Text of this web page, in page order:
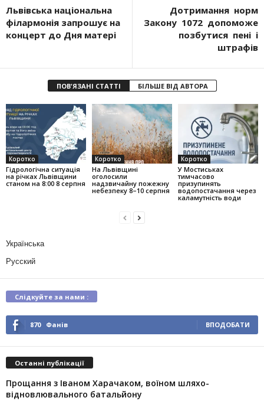
Львівська національна
філармонія запрошує на
концерт до Дня матері
Дотримання норм
Закону 1072 допоможе
позбутися пені і
штрафів
ПОВ'ЯЗАНІ СТАТТІ БІЛЬШЕ ВІД АВТОРА
Коротко
Гідрологічна ситуація
на річках Львівщини
станом на 8:00 8 серпня
Коротко
На Львівщині
оголосили
надзвичайну пожежну
небезпеку 8–10 серпня
Коротко
У Мостиськах
тимчасово
призупинять
водопостачання через
каламутність води
Українська
Русский
Слідкуйте за нами :
870 Фанів ВПОДОБАТИ
Останні публікації
Прощання з Іваном Харачаком, воїном шляхо-
відновлювального батальйону